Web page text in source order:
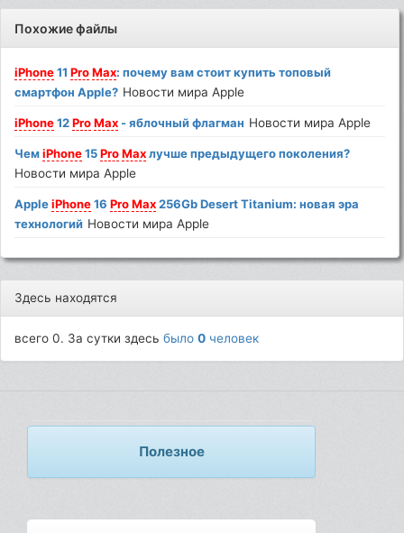
Похожие файлы
iPhone11Pro Max: почему вам стоит купить топовый
смартфон Apple? Новости мира Apple
iPhone12Pro Max - яблочный флагман Новости мира Apple
ЧемiPhone15Pro Maxлучше предыдущего поколения?
Новости мира Apple
AppleiPhone16Pro Max256Gb Desert Titanium: новая эра
технологий Новости мира Apple
Здесь находятся
всего 0. За сутки здесьбыло0 человек
Полезное